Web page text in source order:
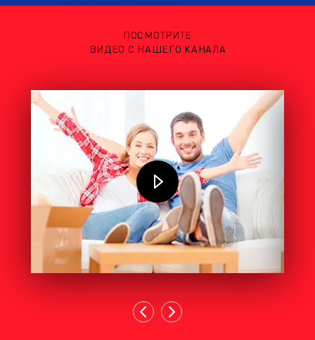
ПОСМОТРИТЕ
ВИДЕО С НАШЕГО КАНАЛА